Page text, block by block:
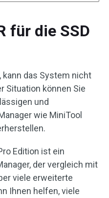
für die SSD
kann das System nicht
Situation können Sie
und
wie MiniTool
Edition ist ein
der vergleich mit
viele erweiterte
Ihnen helfen, viele